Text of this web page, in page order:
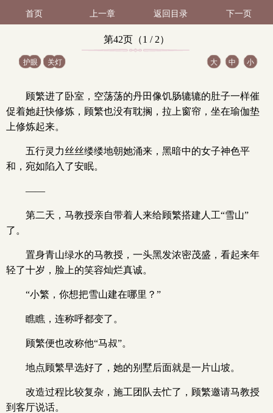
首页 上一章 返回目录 下一页
第42页（1 / 2）
护眼 关灯 大 中 小
顾繁进了卧室，空荡荡的丹田像饥肠辘辘的肚子一样催
促着她赶快修炼，顾繁也没有耽搁，拉上窗帘，坐在瑜伽垫
上修炼起来。
五行灵力丝丝缕缕地朝她涌来，黑暗中的女子神色平
和，宛如陷入了安眠。
——
第二天，马教授亲自带着人来给顾繁搭建人工“雪山”
了。
置身青山绿水的马教授，一头黑发浓密茂盛，看起来年
轻了十岁，脸上的笑容灿烂真诚。
“小繁，你想把雪山建在哪里？”
瞧瞧，连称呼都变了。
顾繁便也改称他“马叔”。
地点顾繁早选好了，她的别墅后面就是一片山坡。
改造过程比较复杂，施工团队去忙了，顾繁邀请马教授
到客厅说话。